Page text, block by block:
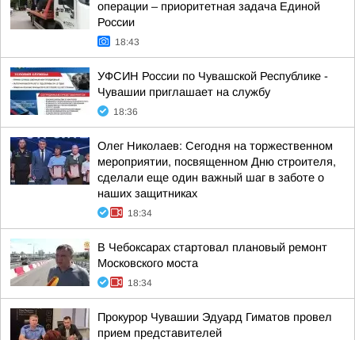
операции – приоритетная задача Единой
России
18:43
УФСИН России по Чувашской Республике -
Чувашии приглашает на службу
18:36
Олег Николаев: Сегодня на торжественном
мероприятии, посвященном Дню строителя,
сделали еще один важный шаг в заботе о
наших защитниках
18:34
В Чебоксарах стартовал плановый ремонт
Московского моста
18:34
Прокурор Чувашии Эдуард Гиматов провел
прием представителей